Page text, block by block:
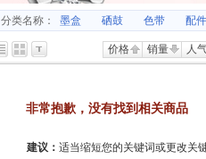
分类名称： 墨盒 硒鼓 色带 配件
价格 销量 人
非常抱歉，没有找到相关商品
建议： 适当缩短您的关键词或更改关